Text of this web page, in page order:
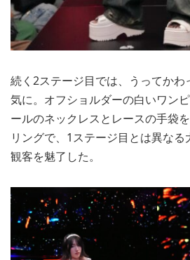
続く2ステージ目では、うってかわ
気に。オフショルダーの白いワン
ールのネックレスとレースの手袋
リングで、1ステージ目とは異なる
観客を魅了した。